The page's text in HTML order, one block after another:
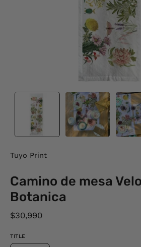
Tuyo Print
Camino de mesa
Botanica
$30,990
TITLE